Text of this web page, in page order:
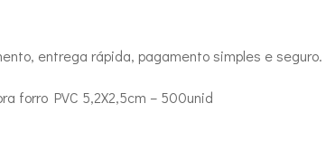
entrega rápida, pagamento simples e seguro.
forro PVC 5,2X2,5cm – 500unid